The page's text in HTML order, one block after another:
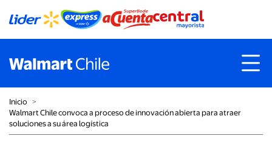
Inicio ˃
Walmart Chile convoca a proceso de innovación abierta para atraer
soluciones a su área logística